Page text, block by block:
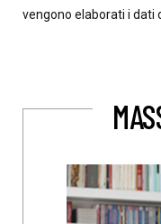
vengono elaborati i dati